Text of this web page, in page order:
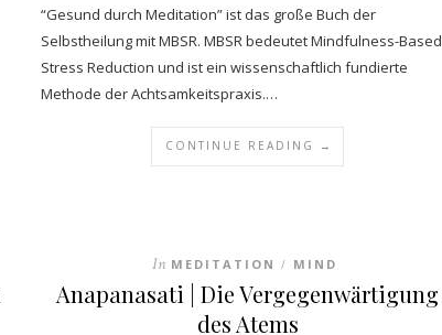
“Gesund durch Meditation” ist das große Buch der
Selbstheilung mit MBSR. MBSR bedeutet Mindfulness-Based
Stress Reduction und ist ein wissenschaftlich fundierte
Methode der Achtsamkeitspraxis.…
CONTINUE READING →
In MEDITATION / MIND
Anapanasati | Die Vergegenwärtigung
des Atems